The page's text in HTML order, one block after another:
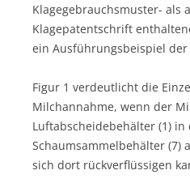
Klagegebrauchsmuster- als
Klagepatentschrift
ein Ausführungsbeispiel
Figur 1 verdeutlicht die
Milchannahme, wenn der
Luftabscheidebehälter (1) in
Schaumsammelbehälter (7)
sich dort rückverflüssigen